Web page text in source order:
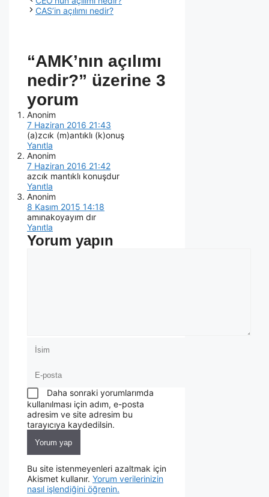
CAS’in açılımı nedir?
“AMK’nın açılımı
nedir?” üzerine 3
yorum
Anonim
7 Haziran 2016 21:43
(a)zcık (m)antıklı (k)onuş
Yanıtla
Anonim
7 Haziran 2016 21:42
azcık mantıklı konuşdur
Yanıtla
Anonim
8 Kasım 2015 14:18
amınakoyayım dır
Yanıtla
Yorum yapın
Daha sonraki yorumlarımda
kullanılması için adım, e-posta
adresim ve site adresim bu
tarayıcıya kaydedilsin.
Bu site istenmeyenleri azaltmak için
Akismet kullanır. Yorum verilerinizin
nasıl işlendiğini öğrenin.